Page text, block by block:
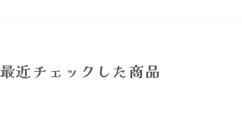
最近チェックした商品